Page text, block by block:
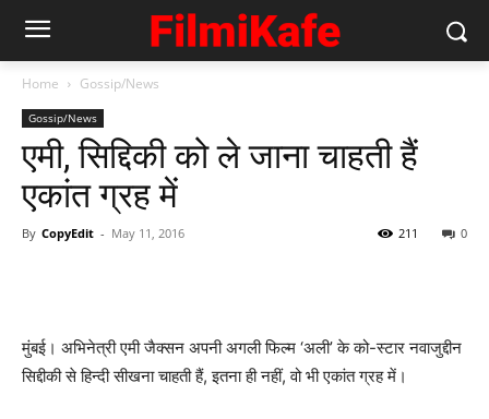
Home Gossip/News
Gossip/News
एमी, सिद्दिकी को ले जाना चाहती हैं
एकांत ग्रह में
By CopyEdit - May 11, 2016 0
211
मुंबई। अभिनेत्री एमी जैक्सन अपनी अगली फिल्म ‘अली’ के को-स्‍टार नवाजुद्दीन
सिद्दीकी से हिन्‍दी सीखना चाहती हैं, इतना ही नहीं, वो भी एकांत ग्रह में।